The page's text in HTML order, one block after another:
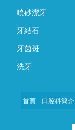
噴砂潔牙
牙結石
牙菌斑
洗牙
首頁 口腔科簡介